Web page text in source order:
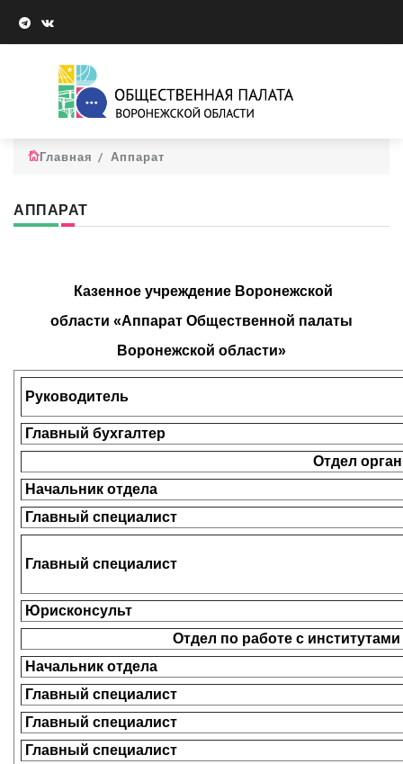
Главная Аппарат
АППАРАТ
Казенное учреждение Воронежской
области «Аппарат Общественной палаты
Воронежской области»
Руководитель
Главный бухгалтер
Отдел
Начальник отдела
Главный специалист
Главный специалист
Юрисконсульт
Отдел по работе с
Начальник отдела
Главный специалист
Главный специалист
Главный специалист